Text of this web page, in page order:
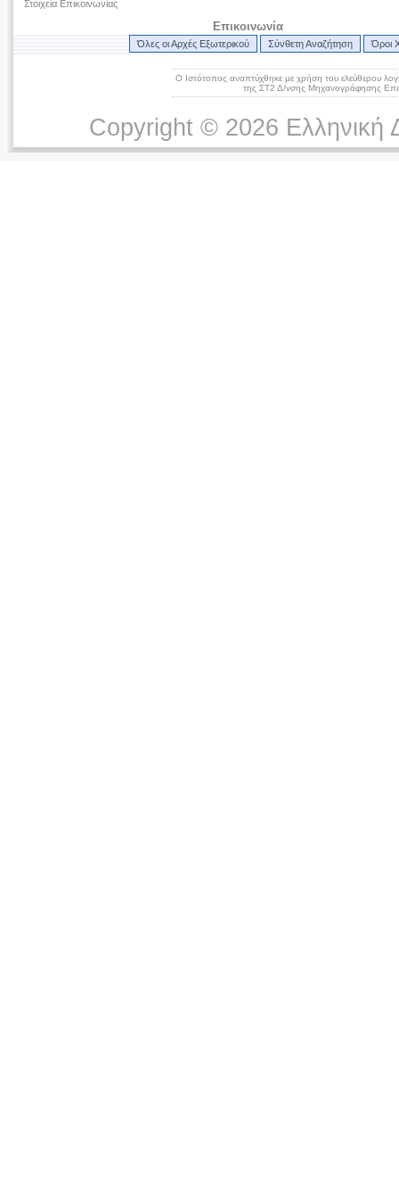
Στοιχεία Επικοινωνίας
Επικοινωνία
Όλες οι Αρχές Εξωτερικού Σύνθετη Αναζήτηση Όροι
Ο Ιστότοπος αναπτύχθηκε με χρήση του ελεύθερου
της ΣΤ2 Δ/νσης Μηχανογράφησης
Copyright © 2026